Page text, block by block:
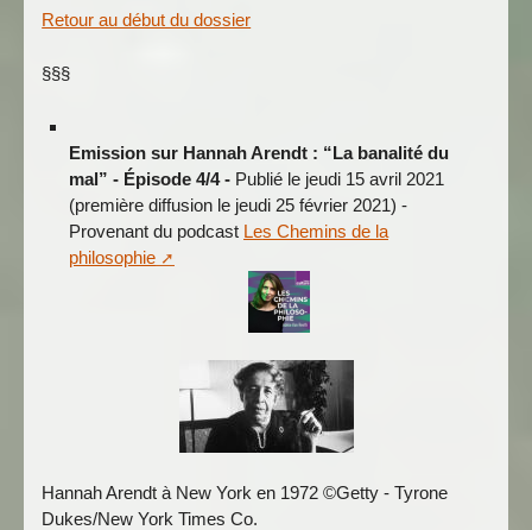
Retour au début du dossier
§§§
Emission sur Hannah Arendt : “La banalité du
mal” - Épisode 4/4 - Publié le jeudi 15 avril 2021
(première diffusion le jeudi 25 février 2021) -
Provenant du podcast Les Chemins de la
philosophie
Hannah Arendt à New York en 1972 ©Getty - Tyrone
Dukes/New York Times Co.